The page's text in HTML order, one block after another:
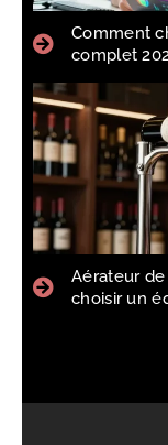
Comment
complet
Aérateur
choisir un